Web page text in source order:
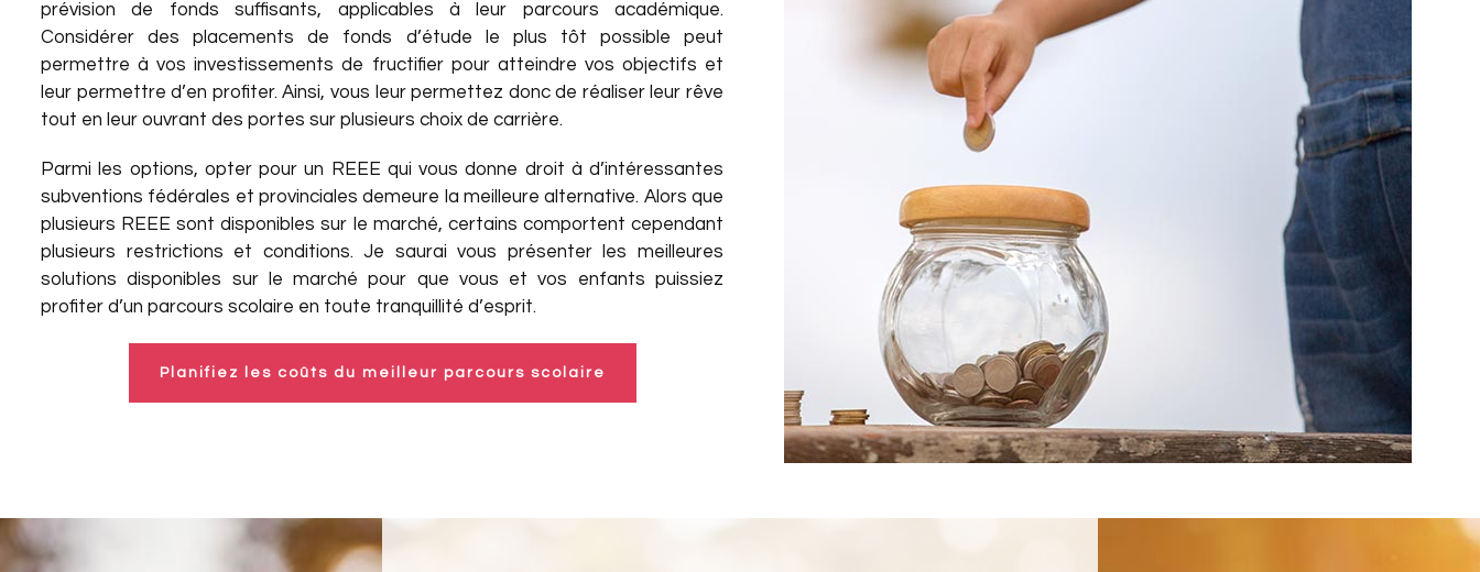
prévision de fonds suffisants, applicables à leur parcours académique.
Considérer des placements de fonds d’étude le plus tôt possible peut
permettre à vos investissements de fructifier pour atteindre vos objectifs et
leur permettre d’en profiter. Ainsi, vous leur permettez donc de réaliser leur rêve
tout en leur ouvrant des portes sur plusieurs choix de carrière.
Parmi les options, opter pour un REEE qui vous donne droit à d’intéressantes
subventions fédérales et provinciales demeure la meilleure alternative. Alors que
plusieurs REEE sont disponibles sur le marché, certains comportent cependant
plusieurs restrictions et conditions. Je saurai vous présenter les meilleures
solutions disponibles sur le marché pour que vous et vos enfants puissiez
profiter d’un parcours scolaire en toute tranquillité d’esprit.
Planifiez les coûts du meilleur parcours scolaire